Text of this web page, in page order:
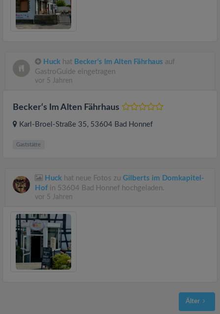
Huck hat Becker‘s Im Alten Fährhaus auf
GastroGuide eingetragen
vor 5 Jahren
Becker‘s Im Alten Fährhaus
Karl-Broel-Straße 35, 53604 Bad Honnef
Gaststätte
Huck hat neue Fotos zu Gilberts im Domkapitel-
Hof in 53604 Bad Honnef hochgeladen.
vor 5 Jahren
Älter